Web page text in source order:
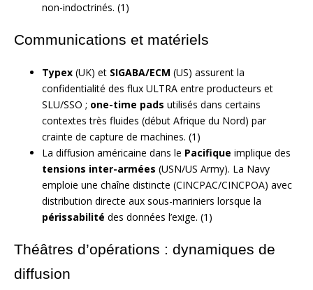
non-indoctrinés. (1)
Communications et matériels
Typex (UK) et SIGABA/ECM (US) assurent la
confidentialité des flux ULTRA entre producteurs et
SLU/SSO ; one-time pads utilisés dans certains
contextes très fluides (début Afrique du Nord) par
crainte de capture de machines. (1)
La diffusion américaine dans le Pacifique implique des
tensions inter-armées (USN/US Army). La Navy
emploie une chaîne distincte (CINCPAC/CINCPOA) avec
distribution directe aux sous-mariniers lorsque la
périssabilité des données l’exige. (1)
Théâtres d’opérations : dynamiques de
diffusion